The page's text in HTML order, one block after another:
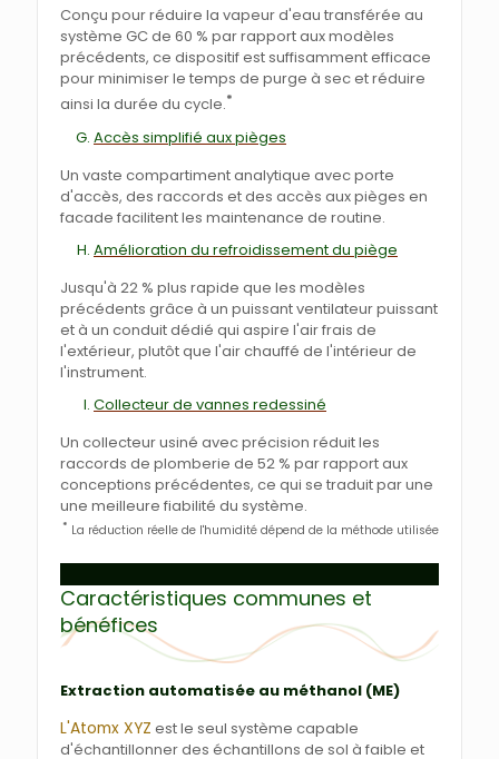
Conçu pour réduire la vapeur d'eau transférée au
système GC de 60 % par rapport aux modèles
précédents, ce dispositif est suffisamment efficace
pour minimiser le temps de purge à sec et réduire
ainsi la durée du cycle.*
Accès simplifié aux pièges
Un vaste compartiment analytique avec porte
d'accès, des raccords et des accès aux pièges en
facade facilitent les maintenance de routine.
Amélioration du refroidissement du piège
Jusqu'à 22 % plus rapide que les modèles
précédents grâce à un puissant ventilateur puissant
et à un conduit dédié qui aspire l'air frais de
l'extérieur, plutôt que l'air chauffé de l'intérieur de
l'instrument.
Collecteur de vannes redessiné
Un collecteur usiné avec précision réduit les
raccords de plomberie de 52 % par rapport aux
conceptions précédentes, ce qui se traduit par une
une meilleure fiabilité du système.
* La réduction réelle de l'humidité dépend de la méthode utilisée
Caractéristiques communes et
bénéfices
Extraction automatisée au méthanol (ME)
L'Atomx XYZ est le seul système capable
d'échantillonner des échantillons de sol à faible et